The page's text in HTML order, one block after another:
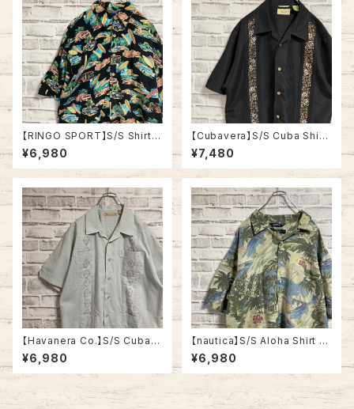
【RINGO SPORT】S/S Shirt L
“Car Pattern” Rayon100%
アロハシャツ 柄シャツ 総柄シャ
ツ クルマ柄 南国 バカンス アメ
¥6,980
【Cubavera】S/S Cuba Shirt
L相当 キューバシャツ 刺繍 オー
プンカラーシャツ 開襟シャツ ブ
ラック アメリカ USA 古着
¥7,480
【Havanera Co.】S/S Cuba S
hirt L相当 キューバシャツ 刺繍
四つポケット オープンカラーシ
ャツ 開襟シャツ ライトブルー ア
メリカ USA 古着
¥6,980
【nautica】S/S Aloha Shirt L
90s vintage ノーティカ オー
ルドノーティカ ヴィンテージ ア
ロハシャツ 総柄シャツ 半袖シャ
ツ ビーチ ボタニカル リネンレ
ーヨン混 アメリカ USA 古着
¥6,980